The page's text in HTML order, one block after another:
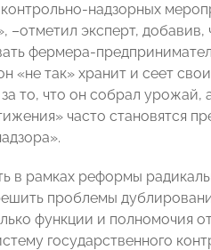
надзорных
–отметил эксперт,
фермера-
«не так» хранит и сеет
то, что он собрал урожай,
часто становятся
в рамках реформы
проблемы
функции и полномочия
государственного